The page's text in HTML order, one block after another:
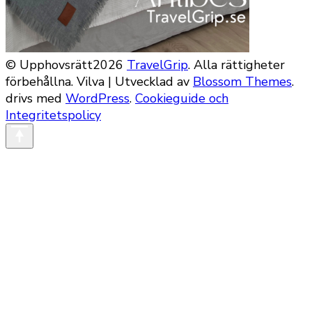
© Upphovsrätt2026 TravelGrip. Alla rättigheter
förbehållna. Vilva | Utvecklad av Blossom Themes.
drivs med WordPress. Cookieguide och
Integritetspolicy